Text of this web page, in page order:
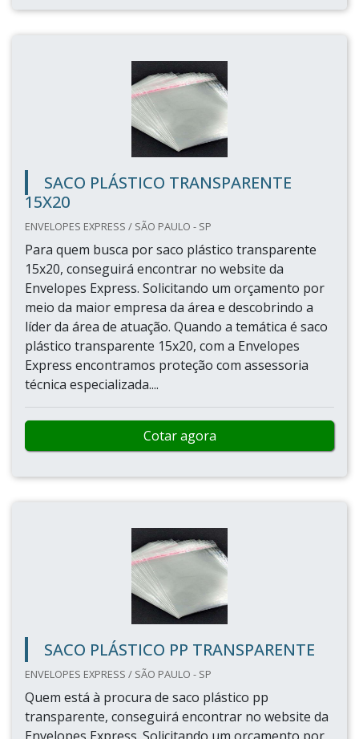
SACO PLÁSTICO TRANSPARENTE
15X20
ENVELOPES EXPRESS / SÃO PAULO - SP
Para quem busca por saco plástico transparente
15x20, conseguirá encontrar no website da
Envelopes Express. Solicitando um orçamento por
meio da maior empresa da área e descobrindo a
líder da área de atuação. Quando a temática é saco
plástico transparente 15x20, com a Envelopes
Express encontramos proteção com assessoria
técnica especializada....
Cotar agora
SACO PLÁSTICO PP TRANSPARENTE
ENVELOPES EXPRESS / SÃO PAULO - SP
Quem está à procura de saco plástico pp
transparente, conseguirá encontrar no website da